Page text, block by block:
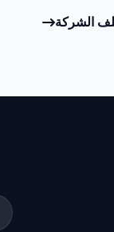
الشركة